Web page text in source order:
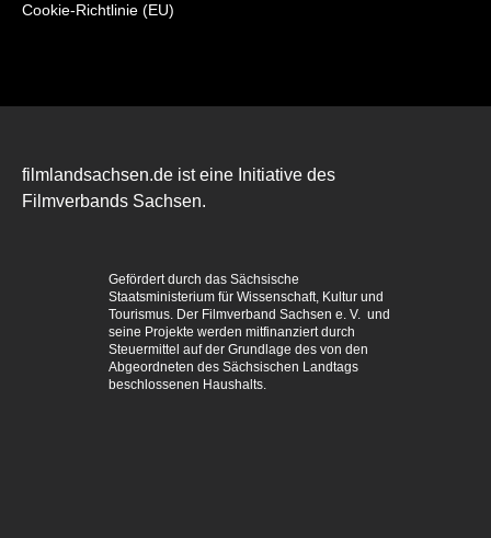
Cookie-Richtlinie (EU)
filmlandsachsen.de ist eine Initiative des
Filmverbands Sachsen.
Gefördert durch das Sächsische
Staatsministerium für Wissenschaft, Kultur und
Tourismus. Der Filmverband Sachsen e. V. und
seine Projekte werden mitfinanziert durch
Steuermittel auf der Grundlage des von den
Abgeordneten des Sächsischen Landtags
beschlossenen Haushalts.